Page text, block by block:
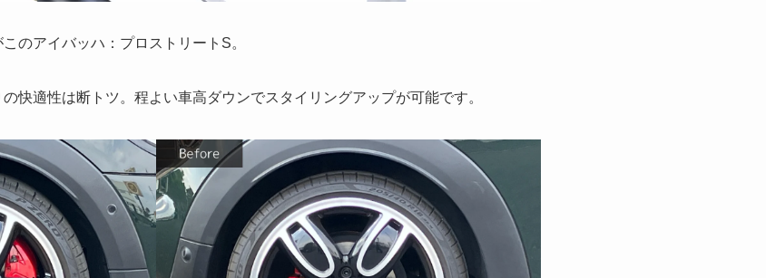
のアイバッハ：プロストリートS。
快適性は断トツ。程よい車高ダウンでスタイリングアップが可能です。